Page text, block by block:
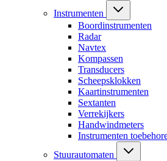
Instrumenten
Boordinstrumenten
Radar
Navtex
Kompassen
Transducers
Scheepsklokken
Kaartinstrumenten
Sextanten
Verrekijkers
Handwindmeters
Instrumenten
Stuurautomaten